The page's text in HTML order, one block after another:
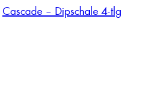
Cascade – Dipschale 4-tlg